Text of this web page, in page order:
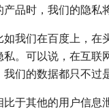
产品时，我们的隐私
如我们在百度上，在
私。可以说，在互联
我们的数据都只不过
比于其他的用户信息